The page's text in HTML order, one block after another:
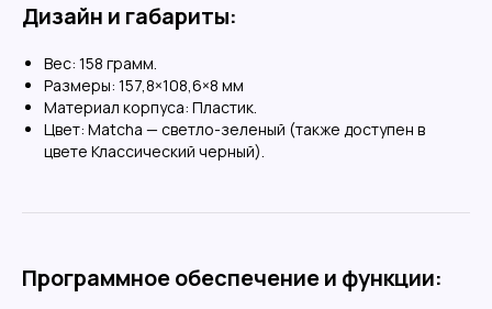
Дизайн и габариты:
Вес: 158 грамм.
Размеры: 157,8×108,6×8 мм
Материал корпуса: Пластик.
Цвет: Matcha — светло-зеленый (также доступен в
цвете Классический черный).
Программное обеспечение и функции:
Меню
Все права защищены 2026©
Доставка и оплата
Контакты
Обзоры